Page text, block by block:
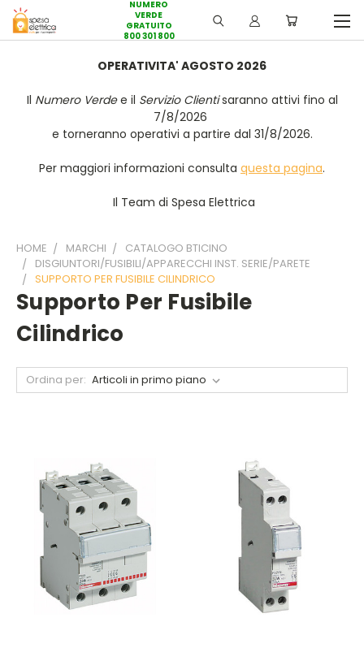
NUMERO
VERDE
GRATUITO
800 301 800
OPERATIVITA' AGOSTO 2026
Il Numero Verdee il Servizio Clientisaranno attivi fino al
7/8/2026
e torneranno operativi a partire dal 31/8/2026.
Per maggiori informazioni consulta questa pagina.
Il Team di Spesa Elettrica
HOME MARCHI
CATALOGO BTICINO
DISGIUNTORI/FUSIBILI/APPARECCHI INST. SERIE/PARETE
SUPPORTO PER FUSIBILE CILINDRICO
Supporto Per Fusibile
Cilindrico
Ordina per: